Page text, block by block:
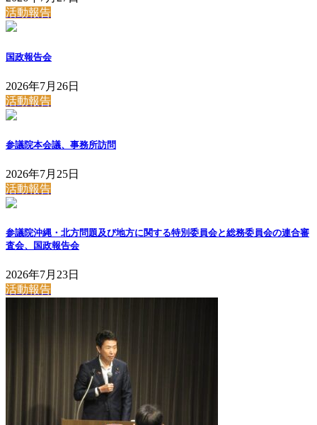
活動報告
国政報告会
2026年7月26日
活動報告
参議院本会議、事務所訪問
2026年7月25日
活動報告
参議院沖縄・北方問題及び地方に関する特別委員会と総務委員会の連合審
査会、国政報告会
2026年7月23日
活動報告